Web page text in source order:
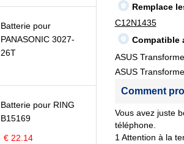
Batterie pour
PANASONIC 3027-
26T
Batterie pour RING
B15169
€ 22.14
Remplace
C12N1435
Compatible
ASUS
ASUS
Comment
Vous avez juste
téléphone.
1 Attention à la